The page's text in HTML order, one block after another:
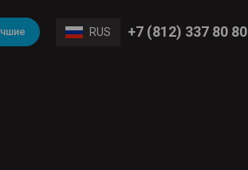
RUS +7 (812) 337 80 80
BMW
Volvo